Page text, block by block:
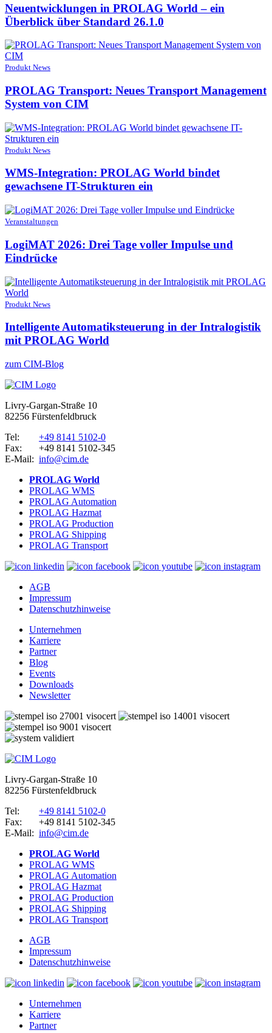
Neuentwicklungen in PROLAG World – ein
Überblick über Standard 26.1.0
Produkt News
PROLAG Transport: Neues Transport Management
System von CIM
Produkt News
WMS-Integration: PROLAG World bindet
gewachsene IT-Strukturen ein
Veranstaltungen
LogiMAT 2026: Drei Tage voller Impulse und
Eindrücke
Produkt News
Intelligente Automatiksteuerung in der Intralogistik
mit PROLAG World
zum CIM-Blog
Livry-Gargan-Straße 10
82256 Fürstenfeldbruck
Tel:
+49 8141 5102-0
Fax:
+49 8141 5102-345
E-Mail: info@cim.de
PROLAG World
PROLAG WMS
PROLAG Automation
PROLAG Hazmat
PROLAG Production
PROLAG Shipping
PROLAG Transport
AGB
Impressum
Datenschutzhinweise
Unternehmen
Karriere
Partner
Blog
Events
Downloads
Newsletter
Livry-Gargan-Straße 10
82256 Fürstenfeldbruck
Tel:
+49 8141 5102-0
Fax:
+49 8141 5102-345
E-Mail: info@cim.de
PROLAG World
PROLAG WMS
PROLAG Automation
PROLAG Hazmat
PROLAG Production
PROLAG Shipping
PROLAG Transport
AGB
Impressum
Datenschutzhinweise
Unternehmen
Karriere
Partner